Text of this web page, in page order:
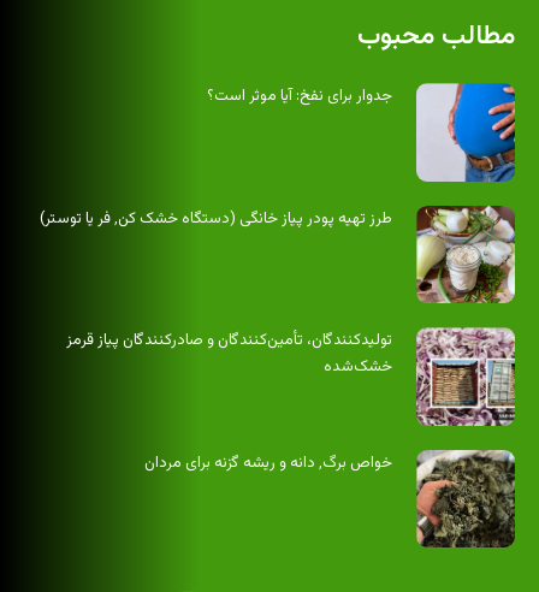
مطالب محبوب
جدوار برای نفخ: آیا موثر است؟
طرز تهیه پودر پیاز خانگی (دستگاه خشک کن٬ فر یا توستر)
تولیدکنندگان، تأمین‌کنندگان و صادرکنندگان پیاز قرمز
خشک‌شده
خواص برگ٬‌ دانه و ریشه گزنه برای مردان‌